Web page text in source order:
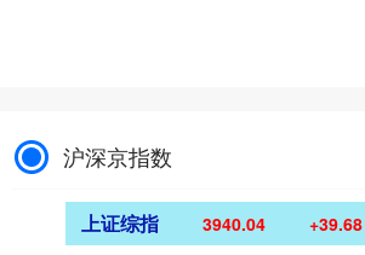
沪深京指数
上证综指 3940.04 +39.68